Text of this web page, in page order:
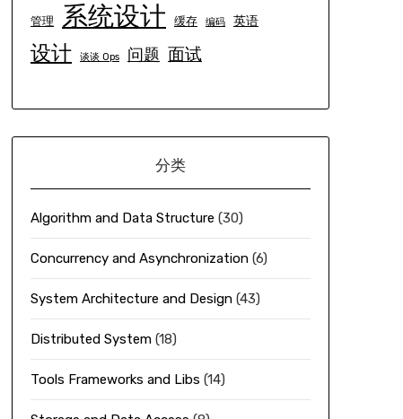
管理 系统设计 缓存 编码 英语
设计 谈谈 Ops 问题 面试
分类
Algorithm and Data Structure (30)
Concurrency and Asynchronization(6)
System Architecture and Design(43)
Distributed System(18)
Tools Frameworks and Libs (14)